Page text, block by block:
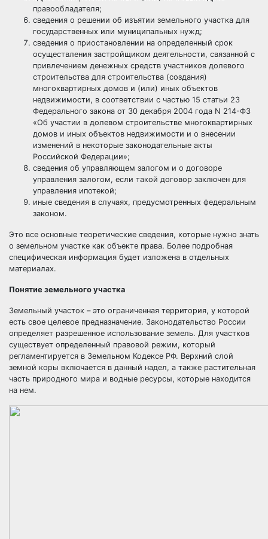
правообладателя;
сведения о решении об изъятии земельного участка для
государственных или муниципальных нужд;
сведения о приостановлении на определенный срок
осуществления застройщиком деятельности, связанной с
привлечением денежных средств участников долевого
строительства для строительства (создания)
многоквартирных домов и (или) иных объектов
недвижимости, в соответствии с частью 15 статьи 23
Федерального закона от 30 декабря 2004 года N 214-ФЗ
«Об участии в долевом строительстве многоквартирных
домов и иных объектов недвижимости и о внесении
изменений в некоторые законодательные акты
Российской Федерации»;
сведения об управляющем залогом и о договоре
управления залогом, если такой договор заключен для
управления ипотекой;
иные сведения в случаях, предусмотренных федеральным
законом.
Это все основные теоретические сведения, которые нужно знать
о земельном участке как объекте права. Более подробная
специфическая информация будет изложена в отдельных
материалах.
Понятие земельного участка
Земельный участок – это ограниченная территория, у которой
есть свое целевое предназначение. Законодательство России
определяет разрешенное использование земель. Для участков
существует определенный правовой режим, который
регламентируется в Земельном Кодексе РФ. Верхний слой
земной коры включается в данный надел, а также растительная
часть природного мира и водные ресурсы, которые находится
на нем.